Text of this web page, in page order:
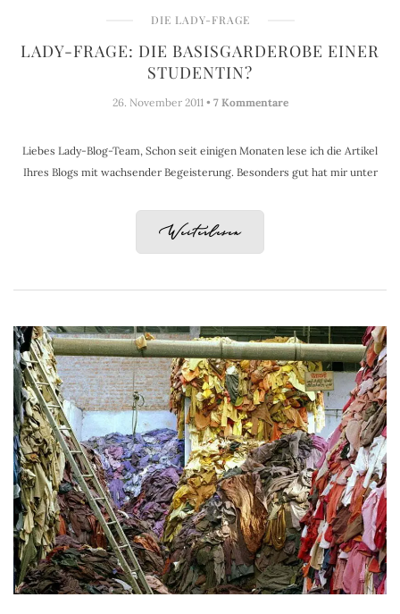
DIE LADY-FRAGE
LADY-FRAGE: DIE BASISGARDEROBE EINER
STUDENTIN?
26. November 2011 • 7 Kommentare
Liebes Lady-Blog-Team, Schon seit einigen Monaten lese ich die Artikel
Ihres Blogs mit wachsender Begeisterung. Besonders gut hat mir unter
Weiterlesen